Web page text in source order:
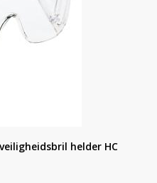
helder HC